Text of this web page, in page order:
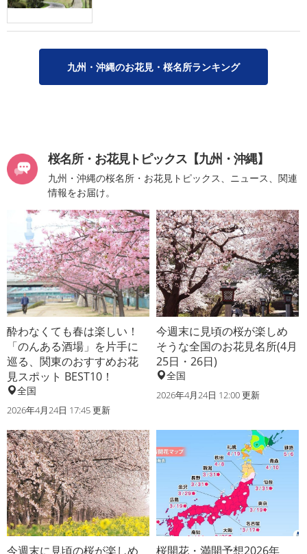
九州・沖縄のお花見・桜名所ランキング
桜名所・お花見トピックス【九州・沖縄】
九州・沖縄の桜名所・お花見トピックス、ニュース、関連
情報をお届け。
酔わなくても春は楽しい！
「のんある酒場」を片手に
巡る、関東のおすすめお花
見スポット BEST10！
全国
2026年4月24日 17:45 更新
今週末に見頃の桜が楽しめ
そうな全国のお花見名所(4月
25日・26日)
全国
2026年4月24日 12:00 更新
今週末に見頃の桜が楽しめ 桜開花・満開予想2026年